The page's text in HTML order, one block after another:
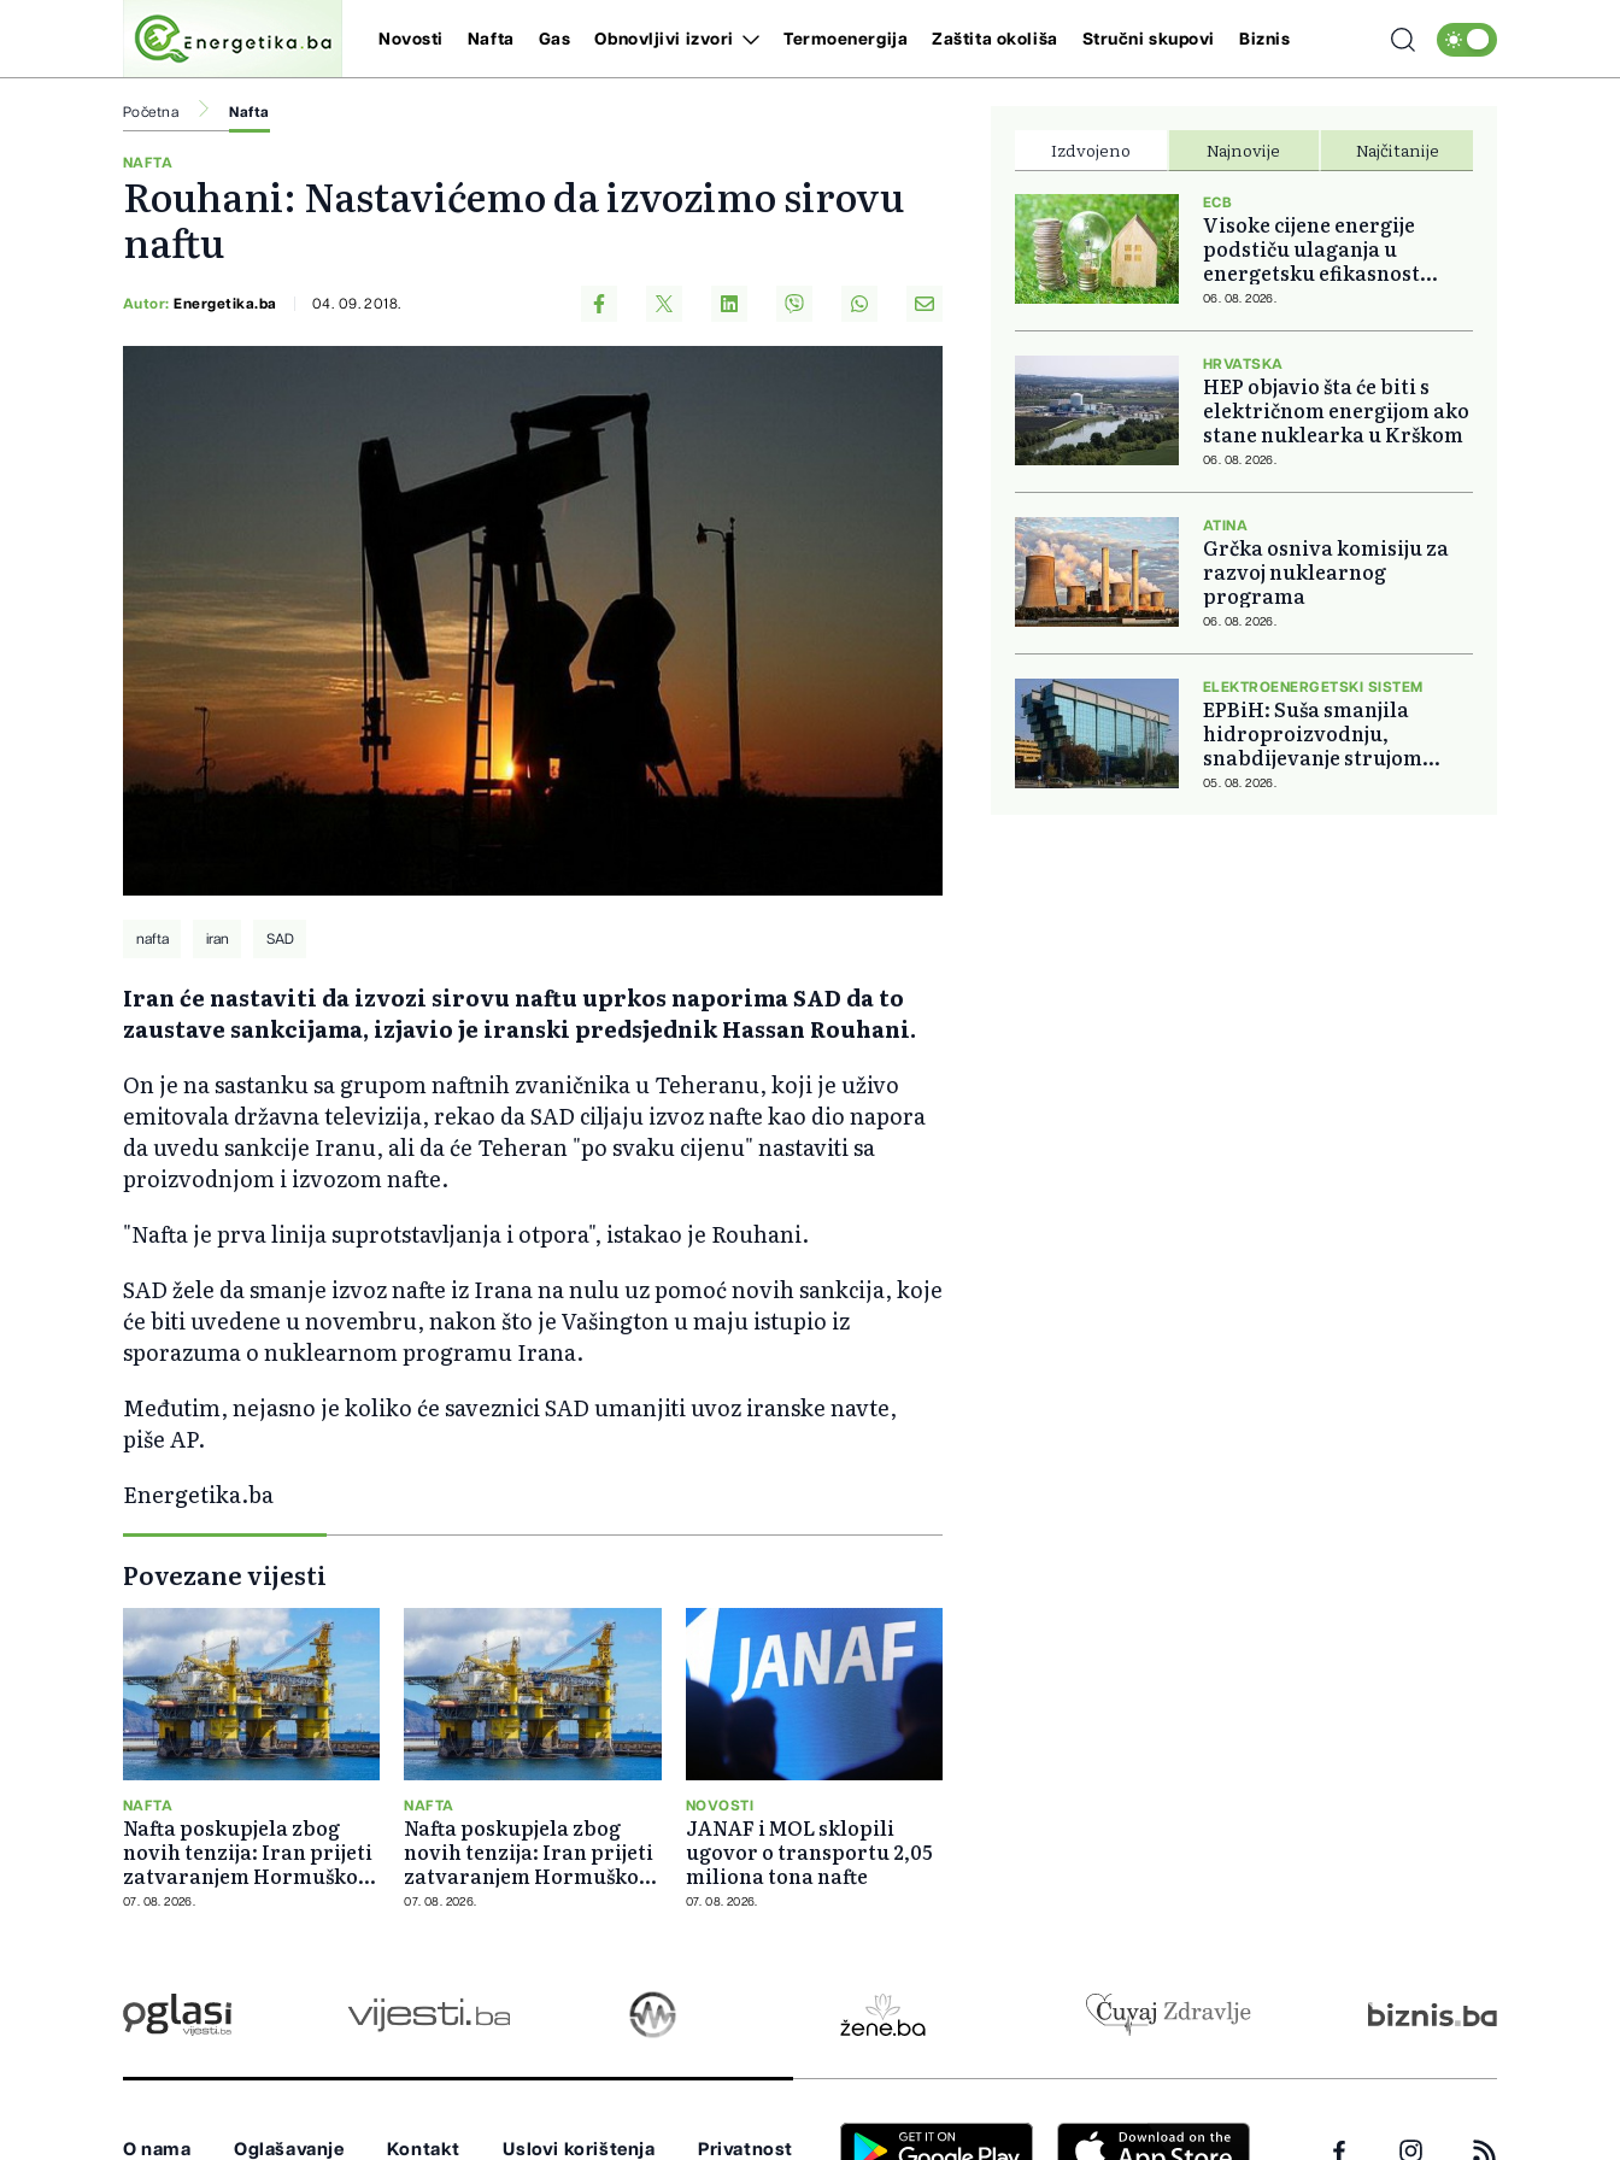
Novosti Nafta Gas Obnovljivi izvori Termoenergija Zaštita okoliša Stručni skupovi Biznis
Početna Nafta
NAFTA
Rouhani: Nastavićemo da izvozimo sirovu
naftu
Autor:Energetika.ba 04. 09. 2018.
nafta iran SAD
Iran će nastaviti da izvozi sirovu naftu uprkos naporima SAD da to
zaustave sankcijama, izjavio je iranski predsjednik Hassan Rouhani.
On je na sastanku sa grupom naftnih zvaničnika u Teheranu, koji je uživo
emitovala državna televizija, rekao da SAD ciljaju izvoz nafte kao dio napora
da uvedu sankcije Iranu, ali da će Teheran "po svaku cijenu" nastaviti sa
proizvodnjom i izvozom nafte.
"Nafta je prva linija suprotstavljanja i otpora", istakao je Rouhani.
SAD žele da smanje izvoz nafte iz Irana na nulu uz pomoć novih sankcija, koje
će biti uvedene u novembru, nakon što je Vašington u maju istupio iz
sporazuma o nuklearnom programu Irana.
Međutim, nejasno je koliko će saveznici SAD umanjiti uvoz iranske navte,
piše AP.
Energetika.ba
Povezane vijesti
NAFTA
Nafta poskupjela zbog
novih tenzija: Iran prijeti
zatvaranjem Hormuškog
moreuza
07. 08. 2026.
NAFTA
Nafta poskupjela zbog
novih tenzija: Iran prijeti
zatvaranjem Hormuškog
moreuza
07. 08. 2026.
NOVOSTI
JANAF i MOL sklopili
ugovor o transportu 2,05
miliona tona nafte
07. 08. 2026.
Izdvojeno Najnovije Najčitanije
ECB
Visoke cijene energije
podstiču ulaganja u
energetsku efikasnost
domova
06. 08. 2026.
HRVATSKA
HEP objavio šta će biti s
električnom energijom ako
stane nuklearka u Krškom
06. 08. 2026.
ATINA
Grčka osniva komisiju za
razvoj nuklearnog
programa
06. 08. 2026.
ELEKTROENERGETSKI SISTEM
EPBiH: Suša smanjila
hidroproizvodnju,
snabdijevanje strujom
ostaje stabilno
05. 08. 2026.
O nama Oglašavanje Kontakt Uslovi korištenja Privatnost